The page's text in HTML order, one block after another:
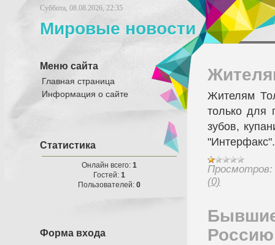
Суббота, 08.08.2026, 22:35
Мировые новости
Меню сайта
Главная страница
Информация о сайте
Статистика
Онлайн всего: 1
Гостей: 1
Пользователей: 0
Форма входа
Жителям
только для
зубов,
Просмотров:
(0)